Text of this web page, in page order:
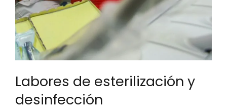
Labores de esterilización y
desinfección